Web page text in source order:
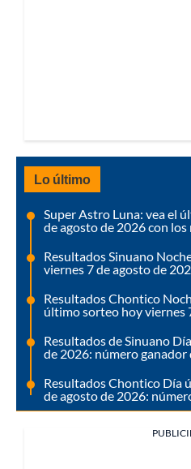
Lo último
Super Astro Luna: vea el
de agosto de 2026 con
Resultados Sinuano
viernes 7 de agosto de
Resultados Chontico
último sorteo hoy viernes
Resultados de Sinuano
de 2026: número
Resultados Chontico Día
de agosto de 2026: